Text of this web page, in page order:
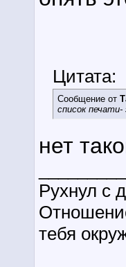
Цитата:
Сообщение от
список
нет
Рухнул с
тебя